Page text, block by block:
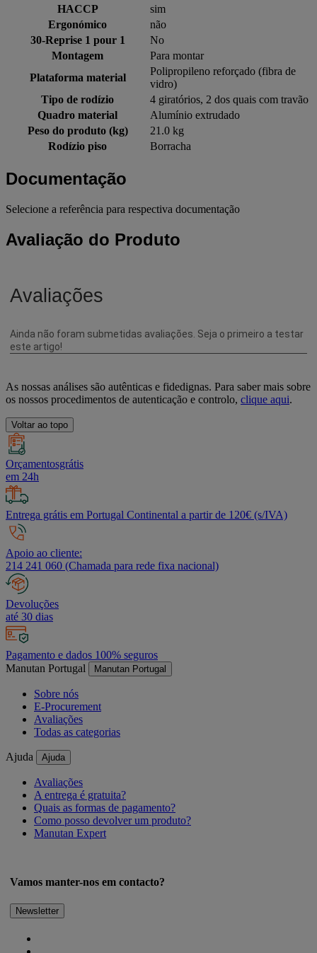
HACCP
sim
Ergonómico
não
30-Reprise 1 pour 1
No
Montagem
Para montar
Plataforma material
Polipropileno reforçado (fibra de
vidro)
Tipo de rodízio
4 giratórios, 2 dos quais com travão
Quadro material
Alumínio extrudado
Peso do produto (kg)
21.0 kg
Rodízio piso
Borracha
Documentação
Selecione a referência para respectiva documentação
Avaliação do Produto
As nossas análises são autênticas e fidedignas. Para saber mais sobre
os nossos procedimentos de autenticação e controlo, clique aqui.
Voltar ao topo
Orçamentosgrátis
em 24h
Entrega grátis em Portugal Continental a partir de 120€ (s/IVA)
Apoio ao cliente:
214 241 060 (Chamada para rede fixa nacional)
Devoluções
até 30 dias
Pagamento e dados 100% seguros
Manutan Portugal
Manutan Portugal
Sobre nós
E-Procurement
Avaliações
Todas as categorias
Ajuda Ajuda
Avaliações
A entrega é gratuita?
Quais as formas de pagamento?
Como posso devolver um produto?
Manutan Expert
Vamos manter-nos em contacto?
Newsletter